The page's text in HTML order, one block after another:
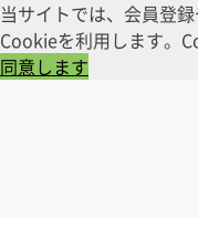
当サイトでは、会員登
Cookieを利用します。
同意します